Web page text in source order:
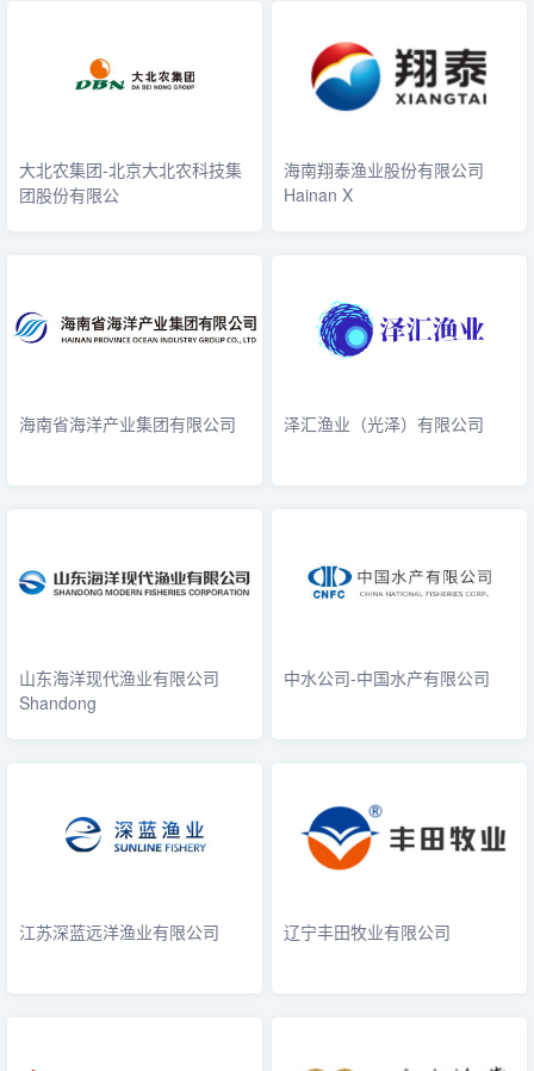
大北农集团-北京大北农科技集
团股份有限公
海南翔泰渔业股份有限公司
Hainan X
海南省海洋产业集团有限公司 泽汇渔业（光泽）有限公司
山东海洋现代渔业有限公司
Shandong
中水公司-中国水产有限公司
江苏深蓝远洋渔业有限公司 辽宁丰田牧业有限公司